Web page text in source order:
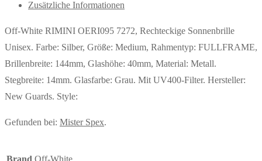
Zusätzliche Informationen
Off-White RIMINI OERI095 7272, Rechteckige Sonnenbrille
Unisex. Farbe: Silber, Größe: Medium, Rahmentyp: FULLFRAME,
Brillenbreite: 144mm, Glashöhe: 40mm, Material: Metall.
Stegbreite: 14mm. Glasfarbe: Grau. Mit UV400-Filter. Hersteller:
New Guards. Style:
Gefunden bei: Mister Spex.